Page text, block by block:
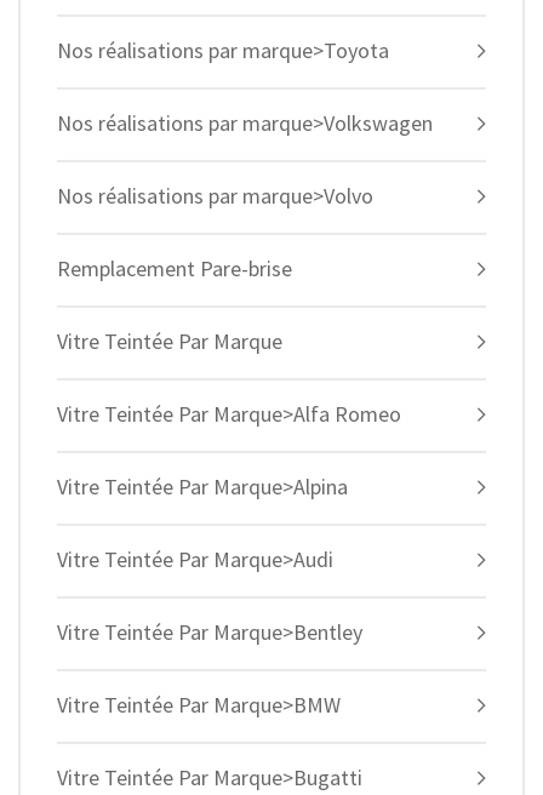
Nos réalisations par marque>Toyota
Nos réalisations par marque>Volkswagen
Nos réalisations par marque>Volvo
Remplacement Pare-brise
Vitre Teintée Par Marque
Vitre Teintée Par Marque>Alfa Romeo
Vitre Teintée Par Marque>Alpina
Vitre Teintée Par Marque>Audi
Vitre Teintée Par Marque>Bentley
Vitre Teintée Par Marque>BMW
Vitre Teintée Par Marque>Bugatti